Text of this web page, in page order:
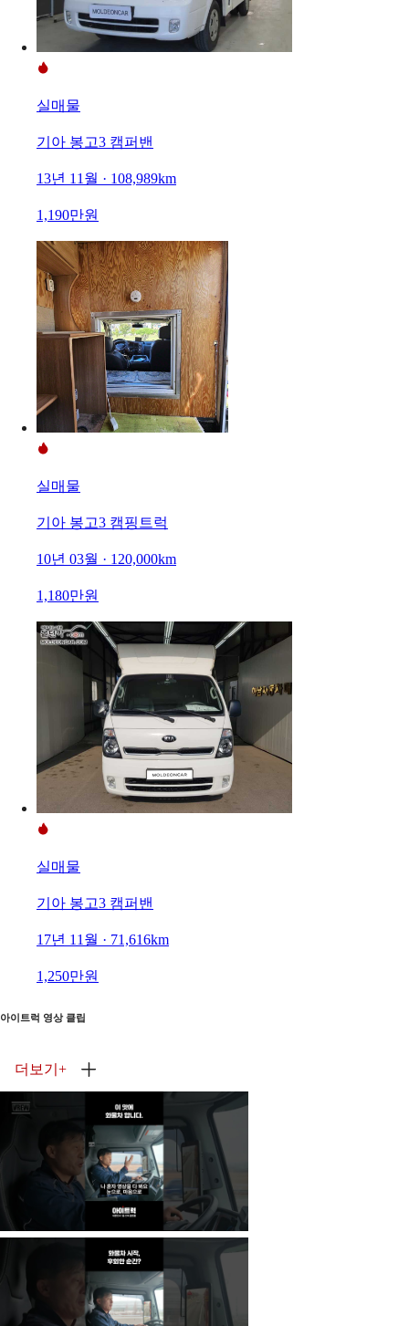
실매물
기아 봉고3 캠퍼밴
13년 11월 · 108,989km
1,190만원
실매물
기아 봉고3 캠핑트럭
10년 03월 · 120,000km
1,180만원
실매물
기아 봉고3 캠퍼밴
17년 11월 · 71,616km
1,250만원
아이트럭 영상 클립
더보기 +